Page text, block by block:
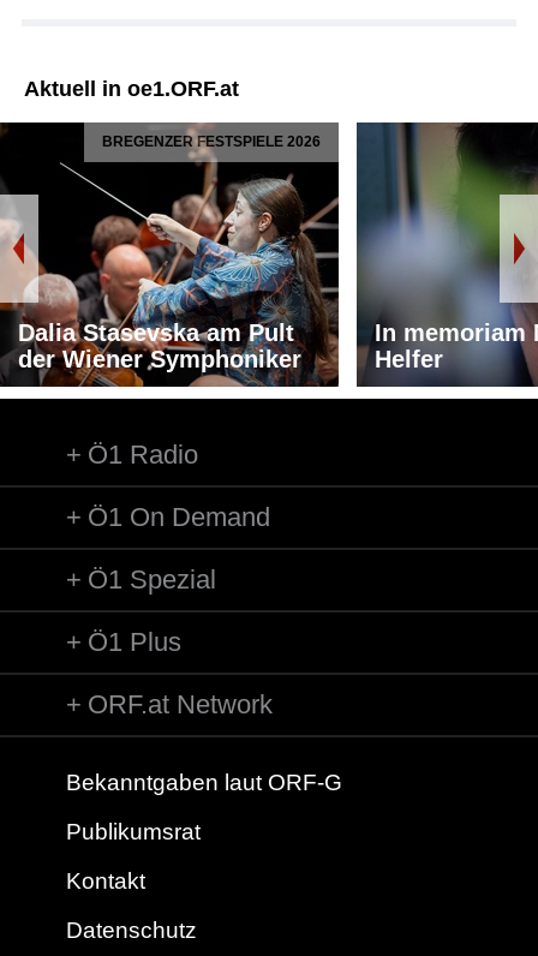
Aktuell in oe1.ORF.at
BREGENZER FESTSPIELE 2026
Dalia Stasevska am Pult
der Wiener Symphoniker
In memoriam
Helfer
Ö1 Radio
Ö1 On Demand
Ö1 Spezial
Ö1 Plus
ORF.at Network
Bekanntgaben laut ORF-G
Publikumsrat
Kontakt
Datenschutz